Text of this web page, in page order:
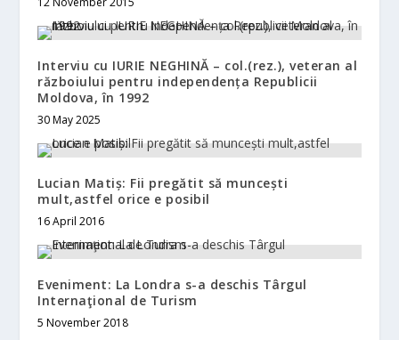
Interviu cu IURIE NEGHINĂ – col.(rez.), veteran al
războiului pentru independența Republicii
Moldova, în 1992
30 May 2025
Lucian Matiș: Fii pregătit să muncești
mult,astfel orice e posibil
16 April 2016
Eveniment: La Londra s-a deschis Târgul
Internaţional de Turism
5 November 2018